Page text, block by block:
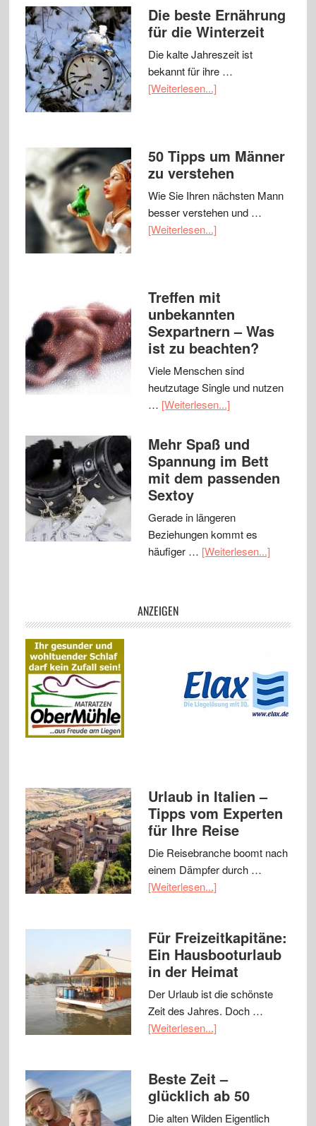
Die beste Ernährung
für die Winterzeit
Die kalte Jahreszeit ist
bekannt für ihre …
[Weiterlesen...]
50 Tipps um Männer
zu verstehen
Wie Sie Ihren nächsten Mann
besser verstehen und …
[Weiterlesen...]
Treffen mit
unbekannten
Sexpartnern – Was
ist zu beachten?
Viele Menschen sind
heutzutage Single und nutzen
… [Weiterlesen...]
Mehr Spaß und
Spannung im Bett
mit dem passenden
Sextoy
Gerade in längeren
Beziehungen kommt es
häufiger … [Weiterlesen...]
ANZEIGEN
Urlaub in Italien –
Tipps vom Experten
für Ihre Reise
Die Reisebranche boomt nach
einem Dämpfer durch …
[Weiterlesen...]
Für Freizeitkapitäne:
Ein Hausbooturlaub
in der Heimat
Der Urlaub ist die schönste
Zeit des Jahres. Doch …
[Weiterlesen...]
Beste Zeit –
glücklich ab 50
Die alten Wilden Eigentlich